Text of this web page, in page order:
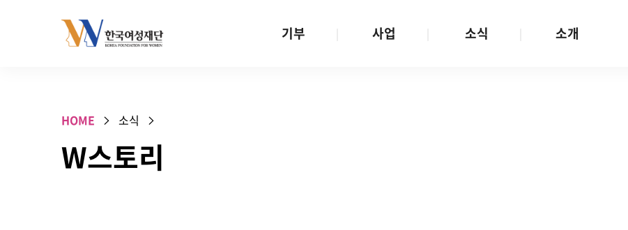
기부 사업 소식 소개
HOME 소식
W스토리